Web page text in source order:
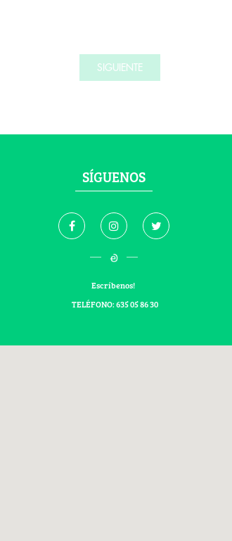
SIGUIENTE
SÍGUENOS
Escríbenos!
TELÉFONO: 635 05 86 30